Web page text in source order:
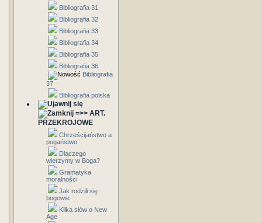
Bibliografia 31
Bibliografia 32
Bibliografia 33
Bibliografia 34
Bibliografia 35
Bibliografia 36
Bibliografia
37
Bibliografia polska
=>> ART.
PRZEKROJOWE
Chrześcijaństwo a
pogaństwo
Dlaczego
wierzymy w Boga?
Gramatyka
moralności
Jak rodzili się
bogowie
Kilka słów o New
Age